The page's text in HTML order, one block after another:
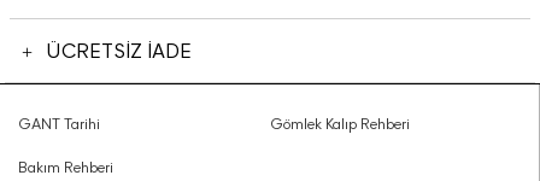
ÜCRETSİZ İADE
GANT Tarihi Gömlek Kalıp Rehberi
Bakım Rehberi